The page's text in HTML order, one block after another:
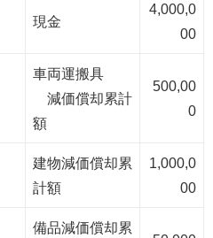
現金
4,000,0
00
車両運搬具
減価償却累計
額
500,00
0
建物減価償却累
計額
1,000,0
00
備品減価償却累